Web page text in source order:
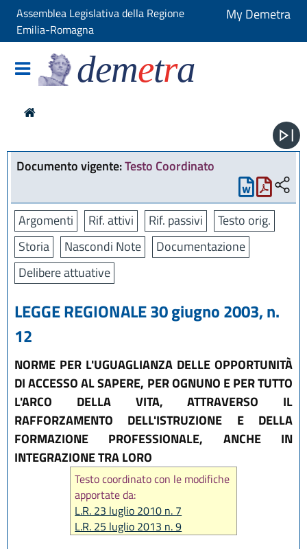
Assemblea Legislativa della Regione
Emilia-Romagna
My Demetra
demetra
Documento vigente:Testo Coordinato
Argomenti Rif. attivi Rif. passivi
Testo orig.
Storia
Nascondi Note
Documentazione
Delibere attuative
LEGGE REGIONALE 30 giugno 2003, n.
12
NORME PER L'UGUAGLIANZA DELLE OPPORTUNITÀ
DI ACCESSO AL SAPERE, PER OGNUNO E PER TUTTO
L'ARCO DELLA VITA, ATTRAVERSO IL
RAFFORZAMENTO DELL'ISTRUZIONE E DELLA
FORMAZIONE PROFESSIONALE, ANCHE IN
INTEGRAZIONE TRA LORO
Testo coordinato con le modifiche
apportate da:
L.R. 23 luglio 2010 n. 7
L.R. 25 luglio 2013 n. 9